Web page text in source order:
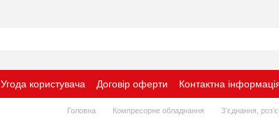
Угода користувача Договір оферти Контактна
Головна Компресорне обладнання З'єднання,